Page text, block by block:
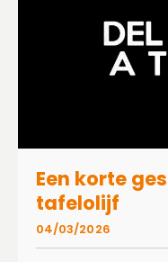
Een korte
tafelolijf
04/03/2026